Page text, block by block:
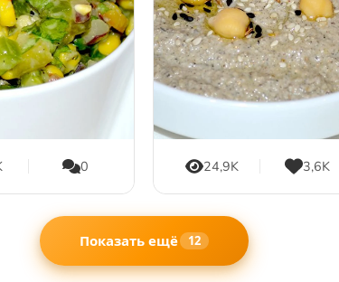
0 24,9K 3,6K
Показать ещё 12